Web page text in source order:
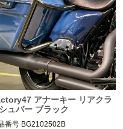
アナーキー リアクラ
ュバー ブラック
番号 BG2102502B